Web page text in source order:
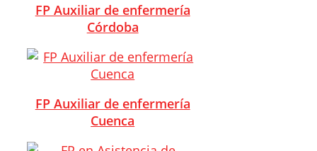
FP Auxiliar de enfermería
Córdoba
FP Auxiliar de enfermería
Cuenca